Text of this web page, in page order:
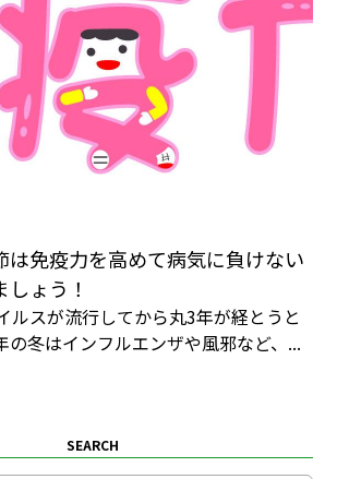
は免疫力を高めて病気に負けない
ょう！
ルスが流行してから丸3年が経とうと
の冬はインフルエンザや風邪など、...
SEARCH